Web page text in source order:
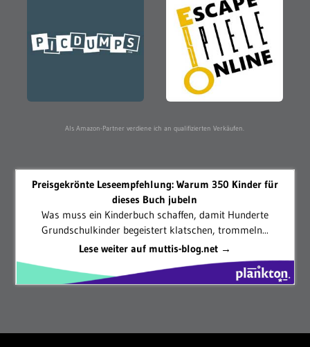
Als Amazon-Partner verdiene ich an qualifizierten Verkäufen.
Preisgekrönte Leseempfehlung: Warum 350 Kinder für
dieses Buch jubeln
Was muss ein Kinderbuch schaffen, damit Hunderte
Grundschulkinder begeistert klatschen, trommeln...
Lese weiter auf muttis-blog.net →